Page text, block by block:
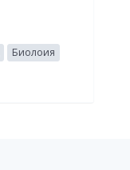
Биолоия